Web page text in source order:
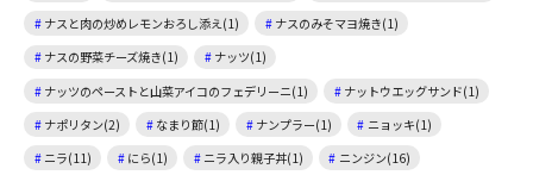
ナスと肉の炒めレモンおろし添え(1)
ナスのみそマヨ焼き(1)
ナスの野菜チーズ焼き(1)
ナッツ(1)
ナッツのペーストと山菜アイコのフェデリーニ(1)
ナットウエッグサンド(1)
ナポリタン(2)
なまり節(1) ナンプラー(1)
ニョッキ(1)
ニラ(11)
にら(1) ニラ入り親子丼(1)
ニンジン(16)